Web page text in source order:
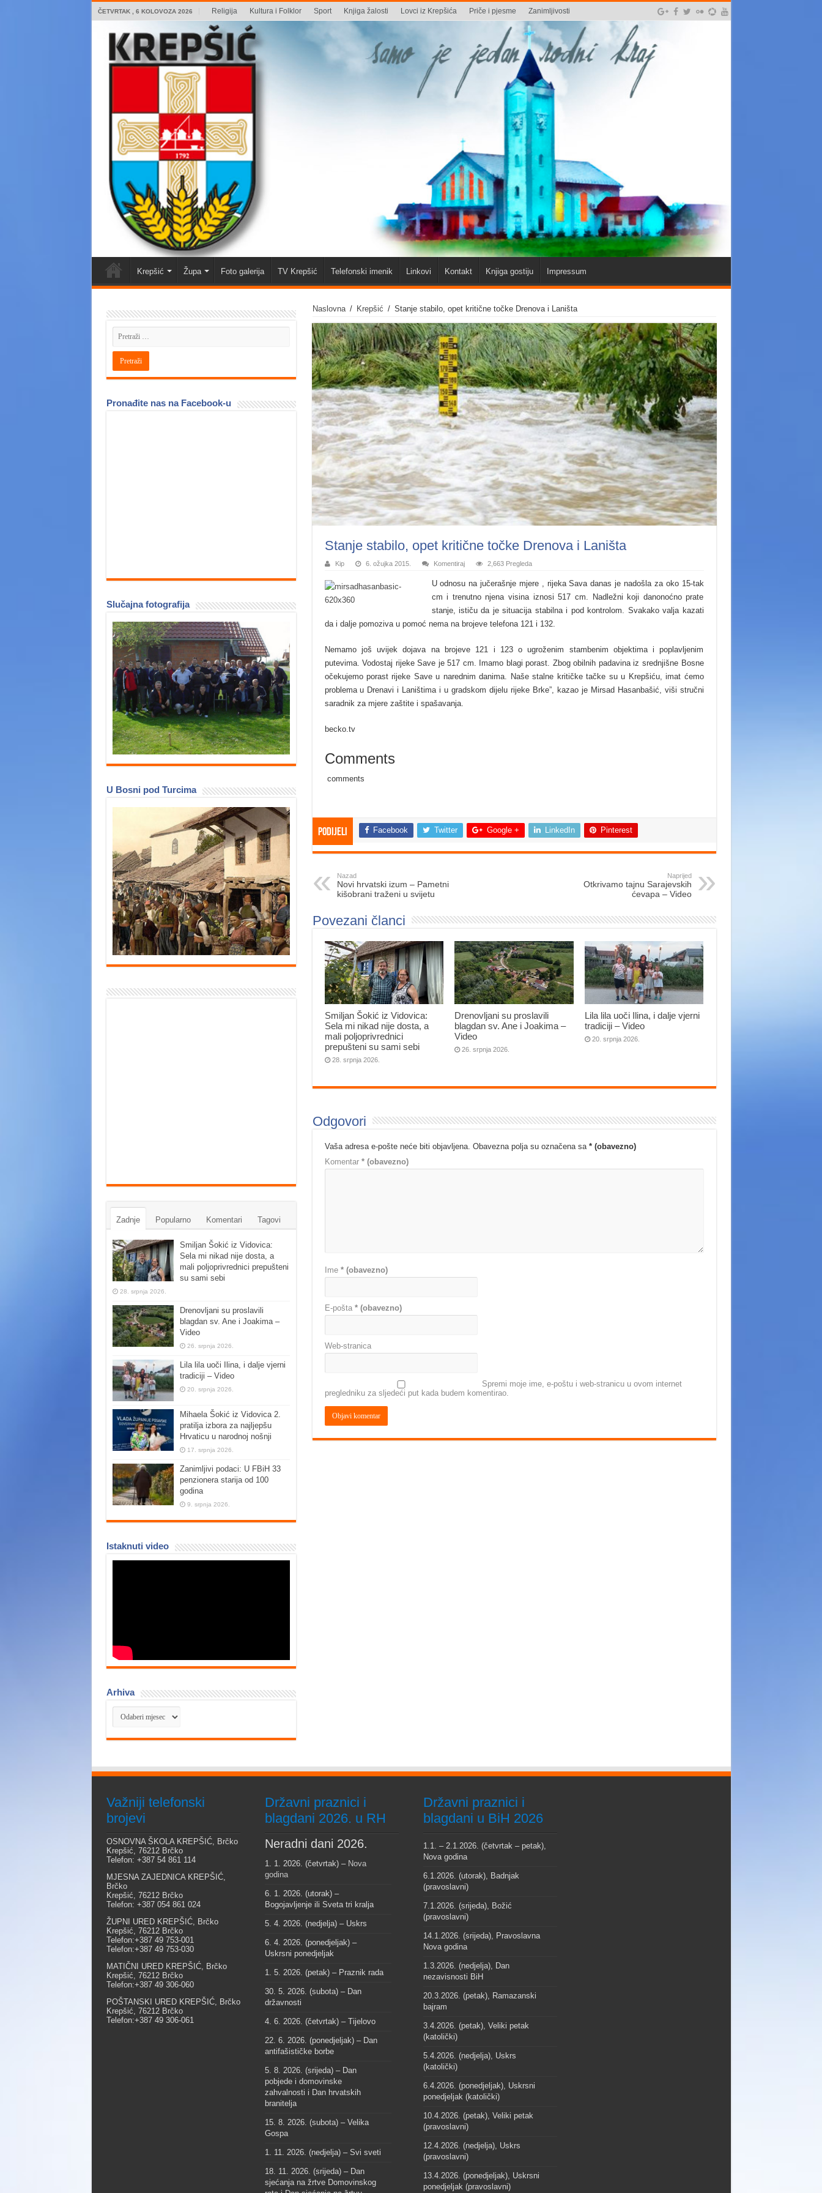
ČETVRTAK , 6 KOLOVOZA 2026 Religija Kultura i Folklor Sport Knjiga žalosti Lovci iz Krepšića Priče i pjesme Zanimljivosti
Krepšić Župa Foto galerija TV Krepšić Telefonski imenik Linkovi Kontakt Knjiga gostiju Impressum
Naslovna / Krepšić / Stanje stabilo, opet kritične točke Drenova i Laništa
Stanje stabilo, opet kritične točke Drenova i Laništa
Kip 6. ožujka 2015. Komentiraj 2,663 Pregleda
U odnosu na jučerašnje mjere , rijeka Sava danas je nadošla za oko 15-tak
cm i trenutno njena visina iznosi 517 cm. Nadležni koji danonoćno prate
stanje, ističu da je situacija stabilna i pod kontrolom. Svakako valja kazati
da i dalje pomoziva u pomoć nema na brojeve telefona 121 i 132.
Nemamo još uvijek dojava na brojeve 121 i 123 o ugroženim stambenim objektima i poplavljenim
putevima. Vodostaj rijeke Save je 517 cm. Imamo blagi porast. Zbog obilnih padavina iz srednjišne Bosne
očekujemo porast rijeke Save u narednim danima. Naše stalne kritičke tačke su u Krepšiću, imat ćemo
problema u Drenavi i Laništima i u gradskom dijelu rijeke Brke”, kazao je Mirsad Hasanbašić, viši stručni
saradnik za mjere zaštite i spašavanja.
becko.tv
Comments
comments
Podijeli Facebook Twitter Google + LinkedIn Pinterest
Nazad
Novi hrvatski izum – Pametni
kišobrani traženi u svijetu
Naprijed
Otkrivamo tajnu Sarajevskih
ćevapa – Video
Povezani članci
Smiljan Šokić iz Vidovica:
Sela mi nikad nije dosta, a
mali poljoprivrednici
prepušteni su sami sebi
28. srpnja 2026.
Drenovljani su proslavili
blagdan sv. Ane i Joakima –
Video
26. srpnja 2026.
Lila lila uoči Ilina, i dalje vjerni
tradiciji – Video
20. srpnja 2026.
Odgovori
Vaša adresa e-pošte neće biti objavljena. Obavezna polja su označena sa * (obavezno)
Komentar * (obavezno)
Ime * (obavezno)
E-pošta * (obavezno)
Web-stranica
Spremi moje ime, e-poštu i web-stranicu u ovom internet
pregledniku za sljedeći put kada budem komentirao.
Pronađite nas na Facebook-u
Slučajna fotografija
U Bosni pod Turcima
Zadnje Popularno Komentari Tagovi
Smiljan Šokić iz Vidovica:
Sela mi nikad nije dosta, a
mali poljoprivrednici prepušteni
su sami sebi
28. srpnja 2026.
Drenovljani su proslavili
blagdan sv. Ane i Joakima –
Video
26. srpnja 2026.
Lila lila uoči Ilina, i dalje vjerni
tradiciji – Video
20. srpnja 2026.
Mihaela Šokić iz Vidovica 2.
pratilja izbora za najljepšu
Hrvaticu u narodnoj nošnji
17. srpnja 2026.
Zanimljivi podaci: U FBiH 33
penzionera starija od 100
godina
9. srpnja 2026.
Istaknuti video
Arhiva
Arhiva
Važniji telefonski
brojevi
OSNOVNA ŠKOLA KREPŠIĆ, Brčko
Krepšić, 76212 Brčko
Telefon: +387 54 861 114
MJESNA ZAJEDNICA KREPŠIĆ,
Brčko
Krepšić, 76212 Brčko
Telefon: +387 054 861 024
ŽUPNI URED KREPŠIĆ, Brčko
Krepšić, 76212 Brčko
Telefon:+387 49 753-001
Telefon:+387 49 753-030
MATIČNI URED KREPŠIĆ, Brčko
Krepšić, 76212 Brčko
Telefon:+387 49 306-060
POŠTANSKI URED KREPŠIĆ, Brčko
Krepšić, 76212 Brčko
Telefon:+387 49 306-061
Državni praznici i
blagdani 2026. u RH
Neradni dani 2026.
1. 1. 2026. (četvrtak) – Nova
godina
6. 1. 2026. (utorak) –
Bogojavljenje ili Sveta tri kralja
5. 4. 2026. (nedjelja) – Uskrs
6. 4. 2026. (ponedjeljak) –
Uskrsni ponedjeljak
1. 5. 2026. (petak) – Praznik rada
30. 5. 2026. (subota) – Dan
državnosti
4. 6. 2026. (četvrtak) – Tijelovo
22. 6. 2026. (ponedjeljak) – Dan
antifašističke borbe
5. 8. 2026. (srijeda) – Dan
pobjede i domovinske
zahvalnosti i Dan hrvatskih
branitelja
15. 8. 2026. (subota) – Velika
Gospa
1. 11. 2026. (nedjelja) – Svi sveti
18. 11. 2026. (srijeda) – Dan
sjećanja na žrtve Domovinskog
Državni praznici i
blagdani u BiH 2026
1.1. – 2.1.2026. (četvrtak – petak),
Nova godina
6.1.2026. (utorak), Badnjak
(pravoslavni)
7.1.2026. (srijeda), Božić
(pravoslavni)
14.1.2026. (srijeda), Pravoslavna
Nova godina
1.3.2026. (nedjelja), Dan
nezavisnosti BiH
20.3.2026. (petak), Ramazanski
bajram
3.4.2026. (petak), Veliki petak
(katolički)
5.4.2026. (nedjelja), Uskrs
(katolički)
6.4.2026. (ponedjeljak), Uskrsni
ponedjeljak (katolički)
10.4.2026. (petak), Veliki petak
(pravoslavni)
12.4.2026. (nedjelja), Uskrs
(pravoslavni)
13.4.2026. (ponedjeljak), Uskrsni
ponedjeljak (pravoslavni)